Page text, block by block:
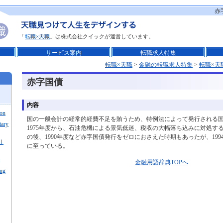
赤
「転職×天職 」は株式会社クイックが運営しています。
サービス案内 転職求人特集
転職×天職 > 金融の転職求人特集 > 転職×
赤字国債
内容
国の一般会計の経常的経費不足を賄うため、特例法によって発行される
1975年度から、石油危機による景気低迷、税収の大幅落ち込みに対処す
の後、1990年度など赤字国債発行をゼロにおさえた時期もあったが、
に至っている。
金融用語辞典TOPへ